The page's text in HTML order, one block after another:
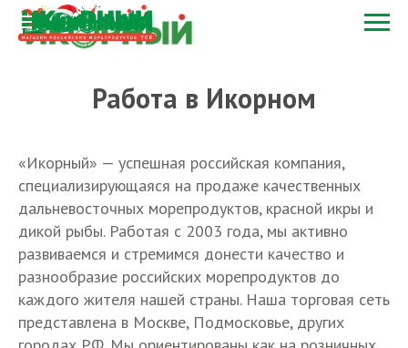
Работа в Икорном
«Икорный» — успешная российская компания,
специализирующаяся на продаже качественных
дальневосточных морепродуктов, красной икры и
дикой рыбы. Работая с 2003 года, мы активно
развиваемся и стремимся донести качество и
разнообразие российских морепродуктов до
каждого жителя нашей страны. Наша торговая сеть
представлена в Москве, Подмосковье, других